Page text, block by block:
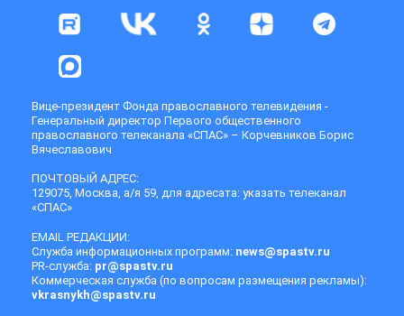
Вице-президент Фонда православного телевидения -
Генеральный директор Первого общественного
православного телеканала «СПАС» – Корчевников Борис
Вячеславович
ПОЧТОВЫЙ АДРЕС:
129075, Москва, а/я 59, для адресата: указать телеканал
«СПАС»
EMAIL РЕДАКЦИИ:
Служба информационных программ: news@spastv.ru
PR-служба: pr@spastv.ru
Коммерческая служба (по вопросам размещения рекламы):
vkrasnykh@spastv.ru